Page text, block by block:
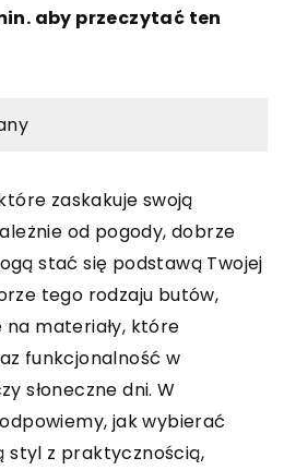
aby przeczytać ten
zaskakuje swoją
od pogody, dobrze
stać się podstawą Twojej
tego rodzaju butów,
materiały, które
funkcjonalność w
słoneczne dni. W
jak wybierać
styl z praktycznością,